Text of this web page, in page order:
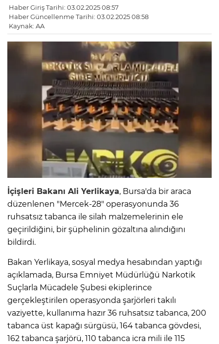
Haber Giriş Tarihi: 03.02.2025 08:57
Haber Güncellenme Tarihi: 03.02.2025 08:58
Kaynak: AA
İçişleri Bakanı Ali Yerlikaya, Bursa'da bir araca
düzenlenen "Mercek-28" operasyonunda 36
ruhsatsız tabanca ile silah malzemelerinin ele
geçirildiğini, bir şüphelinin gözaltına alındığını
bildirdi.
Bakan Yerlikaya, sosyal medya hesabından yaptığı
açıklamada, Bursa Emniyet Müdürlüğü Narkotik
Suçlarla Mücadele Şubesi ekiplerince
gerçekleştirilen operasyonda şarjörleri takılı
vaziyette, kullanıma hazır 36 ruhsatsız tabanca, 200
tabanca üst kapağı sürgüsü, 164 tabanca gövdesi,
162 tabanca şarjörü, 110 tabanca icra mili ile 115